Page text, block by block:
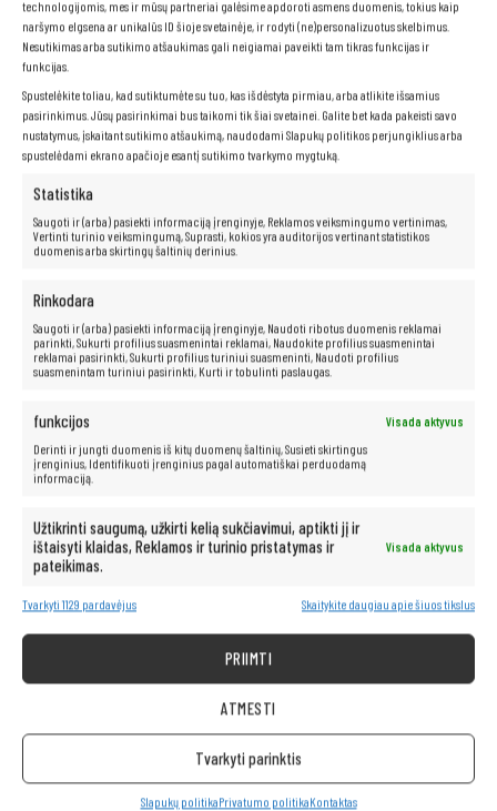
technologijomis, mes ir mūsų partneriai galėsime apdoroti asmens duomenis, tokius kaip
naršymo elgsena ar unikalūs ID šioje svetainėje, ir rodyti (ne)personalizuotus skelbimus.
Nesutikimas arba sutikimo atšaukimas gali neigiamai paveikti tam tikras funkcijas ir
funkcijas.
Spustelėkite toliau, kad sutiktumėte su tuo, kas išdėstyta pirmiau, arba atlikite išsamius
pasirinkimus. Jūsų pasirinkimai bus taikomi tik šiai svetainei. Galite bet kada pakeisti savo
nustatymus, įskaitant sutikimo atšaukimą, naudodami Slapukų politikos perjungiklius arba
spustelėdami ekrano apačioje esantį sutikimo tvarkymo mygtuką.
Statistika
Saugoti ir (arba) pasiekti informaciją įrenginyje, Reklamos veiksmingumo vertinimas,
Vertinti turinio veiksmingumą, Suprasti, kokios yra auditorijos vertinant statistikos
duomenis arba skirtingų šaltinių derinius.
Rinkodara
Saugoti ir (arba) pasiekti informaciją įrenginyje, Naudoti ribotus duomenis reklamai
parinkti, Sukurti profilius suasmenintai reklamai, Naudokite profilius suasmenintai
reklamai pasirinkti, Sukurti profilius turiniui suasmeninti, Naudoti profilius
suasmenintam turiniui pasirinkti, Kurti ir tobulinti paslaugas.
funkcijos
Visada aktyvus
Derinti ir jungti duomenis iš kitų duomenų šaltinių, Susieti skirtingus
įrenginius, Identifikuoti įrenginius pagal automatiškai perduodamą
informaciją.
Užtikrinti saugumą, užkirti kelią sukčiavimui, aptikti jį ir
ištaisyti klaidas, Reklamos ir turinio pristatymas ir
pateikimas.
Visada aktyvus
Tvarkyti 1129 pardavėjus Skaitykite daugiau apie šiuos tikslus
PRIIMTI
ATMESTI
Tvarkyti parinktis
Slapukų politikaPrivatumo politikaKontaktas
Matinis ekranas
Norite patogiai dirbti su nešiojamuoju kompiuteriu bet kokiomis
sąlygomis, be akinimo ar akių nuovargio rizikos?
Su matiniu ekranu
todėl galėsite laisvai dirbti įvairiomis sąlygomis, tiek patalpoje, tiek
lauke.Matinis ekranastaip pat daug mažiau vargina akis, todėl
galėsite dirbti ilgiau ir patogiau, nejausdami diskomforto.
Neribotos multimedijos galimybės – po
ranka!
Be vargo transliuokite filmus ir muziką geriausia kokybe iš tokių
platformų kaip „Netflix“, „HBO“, „Amazon“, „YouTube“, „Spotify“ ir
„Facebook“.